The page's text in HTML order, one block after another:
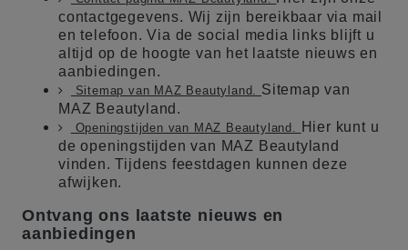
contactgegevens. Wij zijn bereikbaar via mail
en telefoon. Via de social media links blijft u
altijd op de hoogte van het laatste nieuws en
aanbiedingen.
Sitemap van MAZ Beautyland. Sitemap van
MAZ Beautyland.
Openingstijden van MAZ Beautyland.
Hier kunt u
de openingstijden van MAZ Beautyland
vinden. Tijdens feestdagen kunnen deze
afwijken.
Ontvang ons laatste nieuws en
aanbiedingen